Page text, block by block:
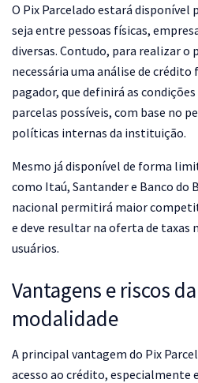
O Pix Parcelado estará disponível
seja entre pessoas físicas,
diversas. Contudo, para realizar o
necessária uma análise de
pagador, que definirá as
parcelas possíveis, com base no
políticas internas da instituição.
Mesmo já disponível de forma
como Itaú, Santander e Banco do
nacional permitirá maior
e deve resultar na oferta de taxas
usuários.
Vantagens e riscos
modalidade
A principal vantagem do Pix
acesso ao crédito, especialmente